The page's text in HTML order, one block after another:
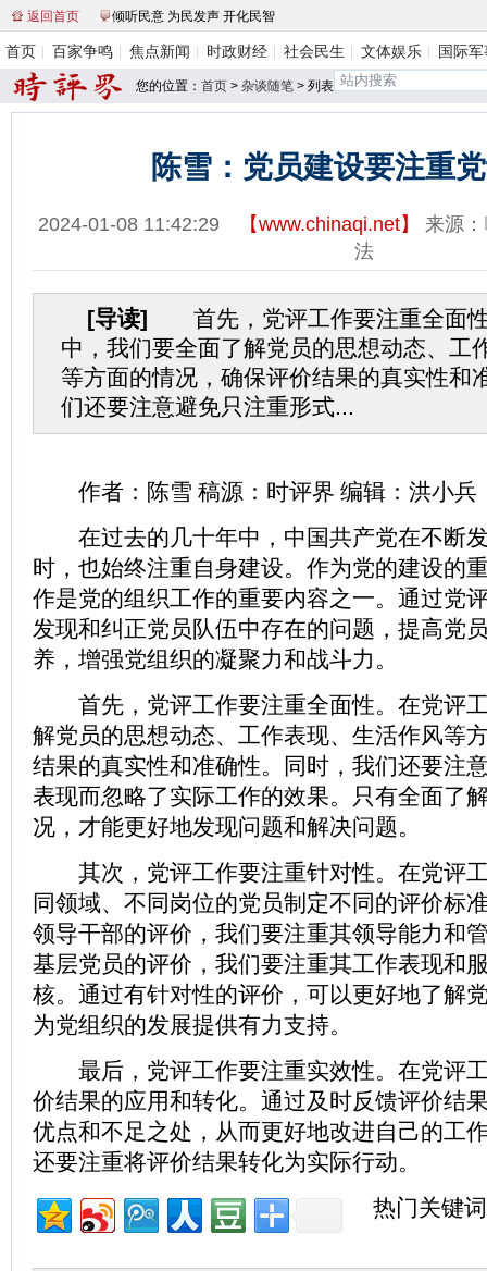
返回首页 倾听民意 为民发声 开化民智
首页 百家争鸣 焦点新闻 时政财经 社会民生 文体娱乐 国际
您的位置： 首页 > 杂谈随笔 > 列表
陈雪：党员建设要注重
2024-01-08 11:42:29 【www.chinaqi.net】 来源：
法
[导读] 首先，党评工作要注重全面
中，我们要全面了解党员的思想动态、工
等方面的情况，确保评价结果的真实性和
们还要注意避免只注重形式...
作者：陈雪 稿源：时评界 编辑：洪小兵
在过去的几十年中，中国共产党在不断
时，也始终注重自身建设。作为党的建设的
作是党的组织工作的重要内容之一。通过党
发现和纠正党员队伍中存在的问题，提高党
养，增强党组织的凝聚力和战斗力。
首先，党评工作要注重全面性。在党评
解党员的思想动态、工作表现、生活作风等
结果的真实性和准确性。同时，我们还要注
表现而忽略了实际工作的效果。只有全面了
况，才能更好地发现问题和解决问题。
其次，党评工作要注重针对性。在党评
同领域、不同岗位的党员制定不同的评价标
领导干部的评价，我们要注重其领导能力和
基层党员的评价，我们要注重其工作表现和
核。通过有针对性的评价，可以更好地了解
为党组织的发展提供有力支持。
最后，党评工作要注重实效性。在党评
价结果的应用和转化。通过及时反馈评价结
优点和不足之处，从而更好地改进自己的工
还要注重将评价结果转化为实际行动。
热门关键